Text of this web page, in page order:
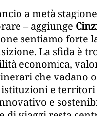
a metà
– aggiunge
sentiamo forte
La sfida è
economica,
che vadano
e
e